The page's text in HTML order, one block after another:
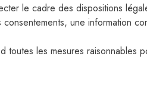
le cadre des dispositions
une information
les mesures raisonnables